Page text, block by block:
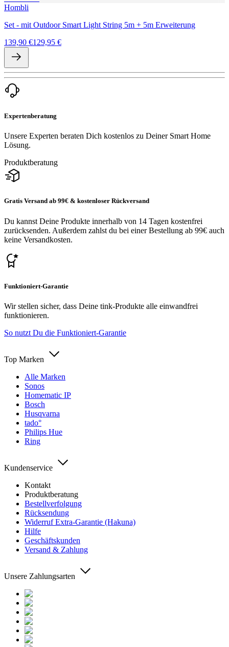
Hombli
Set - mit Outdoor Smart Light String 5m + 5m Erweiterung
139,90 €129,95 €
Expertenberatung
Unsere Experten beraten Dich kostenlos zu Deiner Smart Home
Lösung.
Produktberatung
Gratis Versand ab 99€ & kostenloser Rückversand
Du kannst Deine Produkte innerhalb von 14 Tagen kostenfrei
zurücksenden. Außerdem zahlst du bei einer Bestellung ab 99€ auch
keine Versandkosten.
Funktioniert-Garantie
Wir stellen sicher, dass Deine tink-Produkte alle einwandfrei
funktionieren.
So nutzt Du die Funktioniert-Garantie
Top Marken
Alle Marken
Sonos
Homematic IP
Bosch
Husqvarna
tado°
Philips Hue
Ring
Kundenservice
Kontakt
Produktberatung
Bestellverfolgung
Rücksendung
Widerruf Extra-Garantie (Hakuna)
Hilfe
Geschäftskunden
Versand & Zahlung
Unsere Zahlungsarten